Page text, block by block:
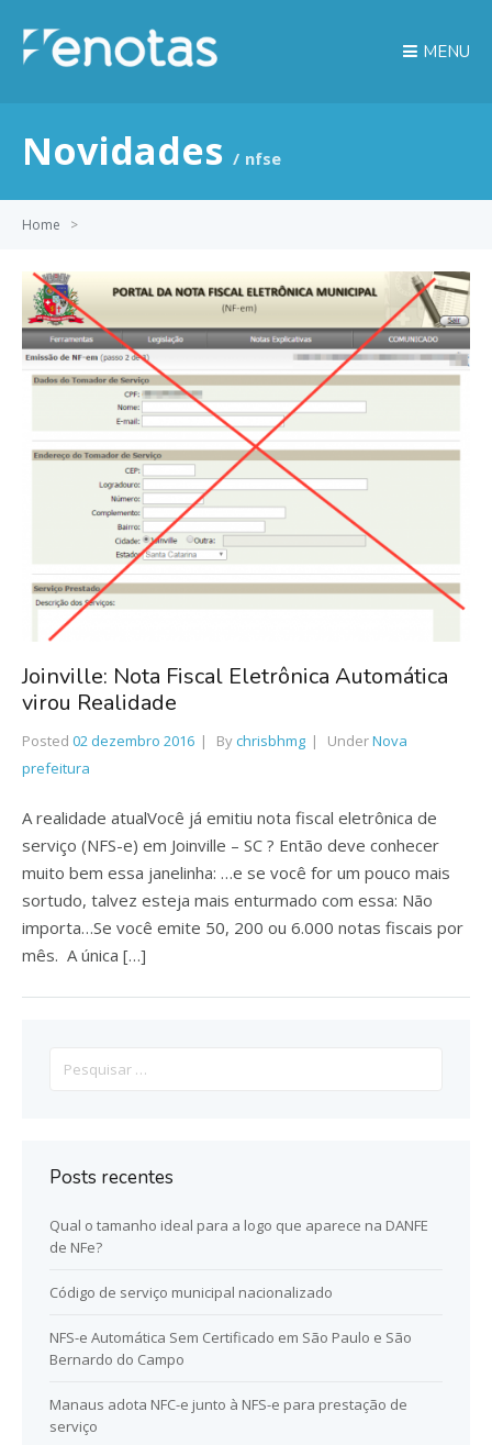
MENU
Novidades nfse
Home >
Joinville: Nota Fiscal Eletrônica Automática
virou Realidade
Posted 02 dezembro 2016 Bychrisbhmg UnderNova
prefeitura
A realidade atualVocê já emitiu nota fiscal eletrônica de
serviço (NFS-e) em Joinville – SC ? Então deve conhecer
muito bem essa janelinha: …e se você for um pouco mais
sortudo, talvez esteja mais enturmado com essa: Não
importa…Se você emite 50, 200 ou 6.000 notas fiscais por
mês. A única […]
por:
Posts recentes
Qual o tamanho ideal para a logo que aparece na DANFE
de NFe?
Código de serviço municipal nacionalizado
NFS-e Automática Sem Certificado em São Paulo e São
Bernardo do Campo
Manaus adota NFC-e junto à NFS-e para prestação de
serviço